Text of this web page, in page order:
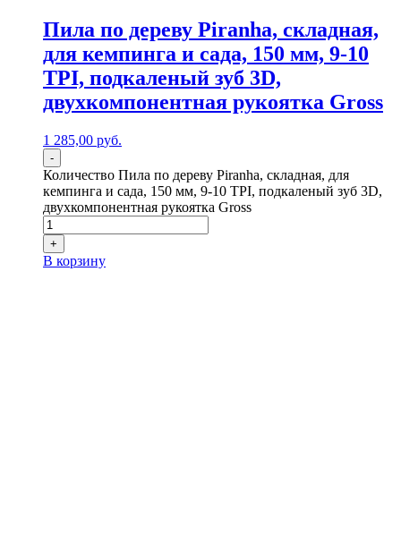
Пила по дереву Piranha, складная,
для кемпинга и сада, 150 мм, 9-10
TPI, подкаленый зуб 3D,
двухкомпонентная рукоятка Gross
1 285,00 руб.
-
Количество Пила по дереву Piranha, складная, для
кемпинга и сада, 150 мм, 9-10 TPI, подкаленый зуб 3D,
двухкомпонентная рукоятка Gross
+
В корзину